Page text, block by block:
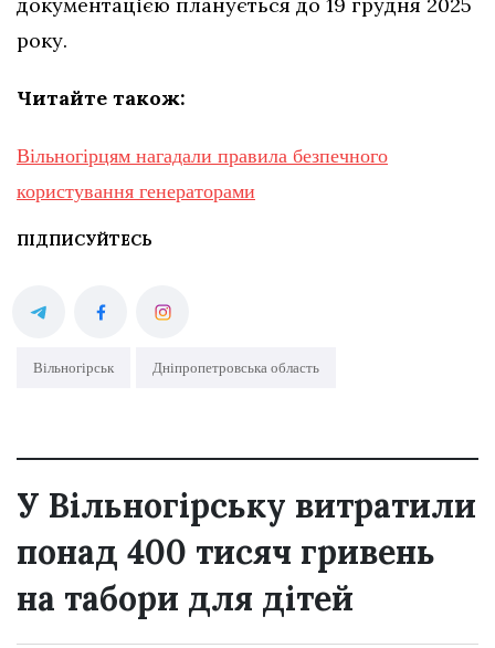
документацією планується до 19 грудня 2025
року.
Читайте також:
Вільногірцям нагадали правила безпечного
користування генераторами
ПІДПИСУЙТЕСЬ
Вільногірськ Дніпропетровська область
У Вільногірську витратили
понад 400 тисяч гривень
на табори для дітей